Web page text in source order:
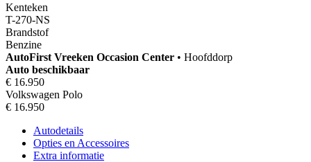
Kenteken
T-270-NS
Brandstof
Benzine
AutoFirst Vreeken Occasion Center • Hoofddorp
Auto beschikbaar
€ 16.950
Volkswagen Polo
€ 16.950
Autodetails
Opties en Accessoires
Extra informatie